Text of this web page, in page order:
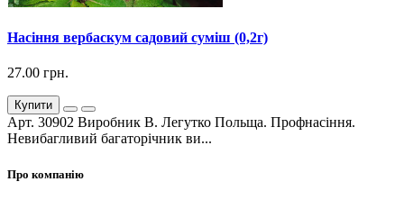
Насіння вербаскум садовий суміш (0,2г)
27.00 грн.
Купити
Арт. 30902 Виробник В. Легутко Польща. Профнасіння.
Невибагливий багаторічник ви...
Про компанію